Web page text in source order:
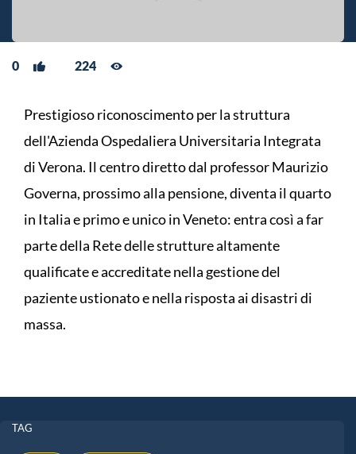
0 224
Prestigioso riconoscimento per la struttura
dell'Azienda Ospedaliera Universitaria Integrata
di Verona. Il centro diretto dal professor Maurizio
Governa, prossimo alla pensione, diventa il quarto
in Italia e primo e unico in Veneto: entra così a far
parte della Rete delle strutture altamente
qualificate e accreditate nella gestione del
paziente ustionato e nella risposta ai disastri di
massa.
TAG